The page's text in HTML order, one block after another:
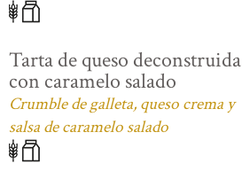
Tarta de queso deconstruida
con caramelo salado
Crumble de galleta, queso crema y
salsa de caramelo salado